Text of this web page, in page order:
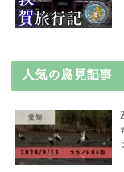
人気の鳥見記事